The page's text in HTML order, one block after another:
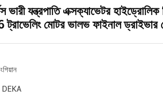
ভারী যন্ত্রপাতি এক্সক্যাভেটর
মোটর ভালভ ফাইনাল ড্রাইভার
DEKA